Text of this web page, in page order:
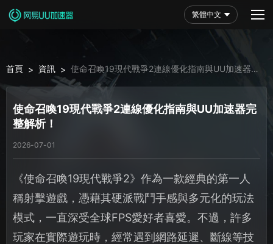
繁體中文
首頁 > 資訊 > 使命召喚19現代戰爭2連線優化指南與UU加速器完
整解析！
使命召喚19現代戰爭2連線優化指南與UU加速器完
整解析！
2026-07-01
《使命召喚19現代戰爭2》作為一款經典的第一人
稱射擊遊戲，憑藉其硬派戰鬥手感與多元化的玩法
模式，一直深受全球FPS愛好者喜愛。不過，許多
玩家在實際遊玩時，經常遇到網路延遲、斷線等技